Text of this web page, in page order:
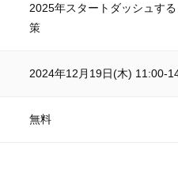
2025年スタートダッシュす
策
2024年12月19日(木) 11:00-
無料